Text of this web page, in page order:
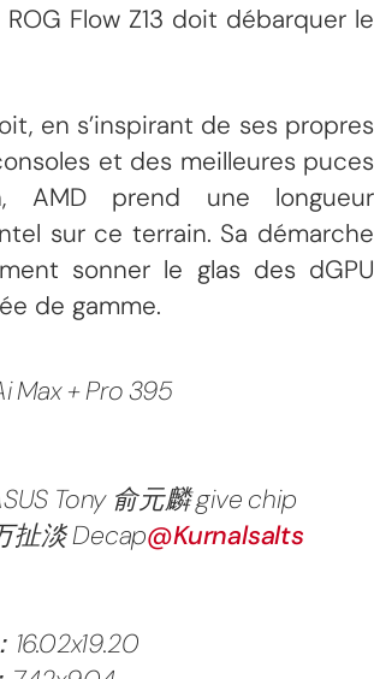
Flow Z13 doit débarquer le
en s’inspirant de ses propres
et des meilleures puces
AMD prend une longueur
sur ce terrain. Sa démarche
sonner le glas des dGPU
de gamme.
Max + Pro 395
Tony 俞元麟 give chip
扯淡 Decap@Kurnalsalts
16.02x19.20